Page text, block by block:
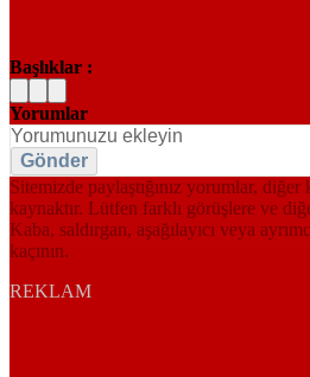
Başlıklar :
Yorumlar
Gönder
Sitemizde paylaştığınız yorumlar,
kaynaktır. Lütfen farklı görüşlere ve
Kaba, saldırgan, aşağılayıcı veya
kaçının.
REKLAM